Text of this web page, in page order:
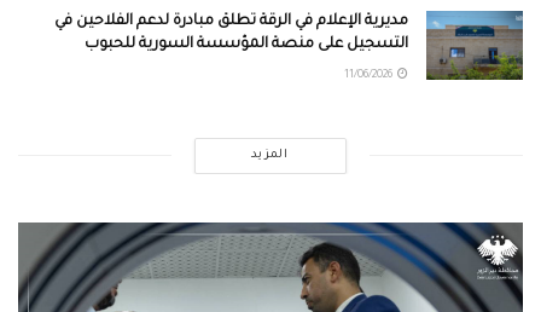
مديرية الإعلام في الرقة تطلق مبادرة لدعم الفلاحين في
التسجيل على منصة المؤسسة السورية للحبوب
المزيد